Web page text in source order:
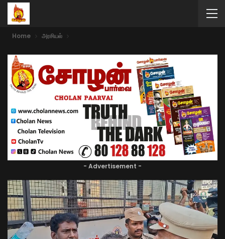
Home அரசியல்
- Advertisement -